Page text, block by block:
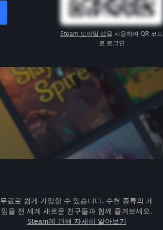
Steam 모바일 앱을 사용하여 QR 코드
로 로그인
무료로 쉽게 가입할 수 있습니다. 수천 종류의 게
임을 전 세계 새로운 친구들과 힘께 즐겨보세요.
Steam에 관해 자세히 알아보기